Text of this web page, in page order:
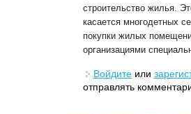
строительство жилья.
касается многодетных
покупки жилых
организациями
Войдите или
отправлять